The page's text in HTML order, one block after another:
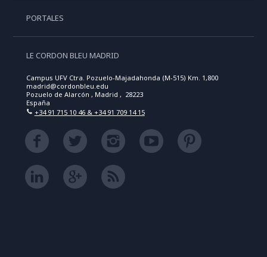
PORTALES
LE CORDON BLEU MADRID
Campus UFV Ctra. Pozuelo-Majadahonda (M-515) Km. 1,800
madrid@cordonbleu.edu
Pozuelo de Alarcón , Madrid , 28223
España
+34 91 715 10 46 & +34 91 709 14 15